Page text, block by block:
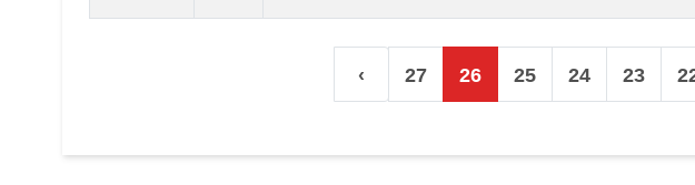
23
24
25
26
27
›